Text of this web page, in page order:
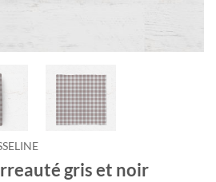
gris et noir